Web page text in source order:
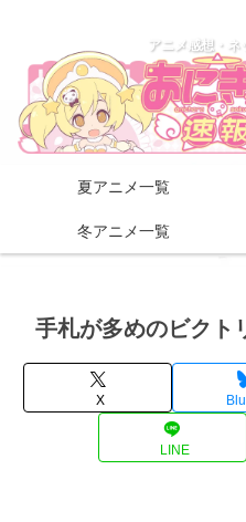
アニメ感想・ネ
夏アニメ一覧
冬アニメ一覧
手札が多めのビクト
X
LINE